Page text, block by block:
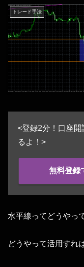
トレード手法
<登録2分！口座開
るよ！>
無料登録
水平線ってどうやっ
どうやって活用すれ